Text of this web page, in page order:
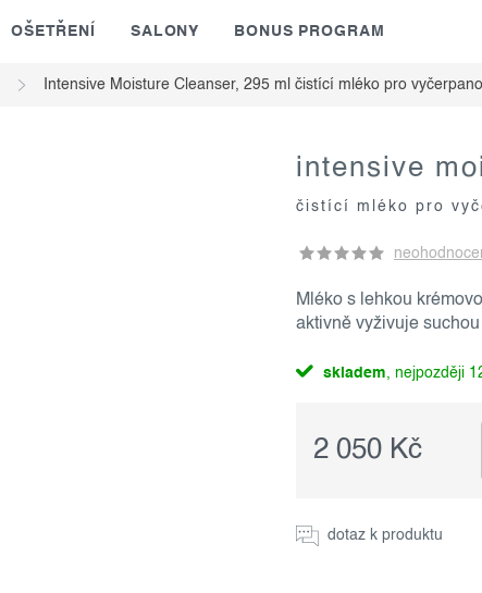
OŠETŘENÍ SALONY BONUS PROGRAM
Intensive Moisture Cleanser, 295 ml čistící mléko pro
intensive
čistící mléko pro
Mléko s lehkou
aktivně vyživuje
skladem
2 050 Kč
dotaz k produktu